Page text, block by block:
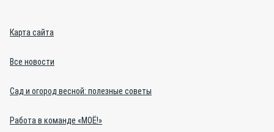
Карта сайта
Все новости
Сад и огород весной: полезные советы
Работа в команде «МОЁ!»